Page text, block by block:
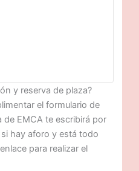
y reserva de plaza?
el formulario de
EMCA te escribirá por
hay aforo y está todo
para realizar el